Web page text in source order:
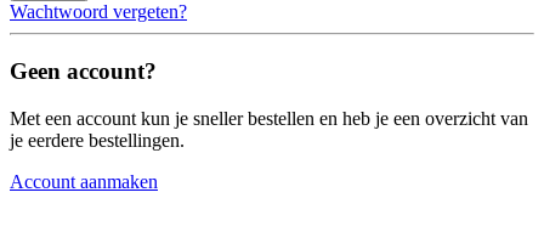
Wachtwoord vergeten?
Geen account?
Met een account kun je sneller bestellen en heb je een overzicht van
je eerdere bestellingen.
Account aanmaken